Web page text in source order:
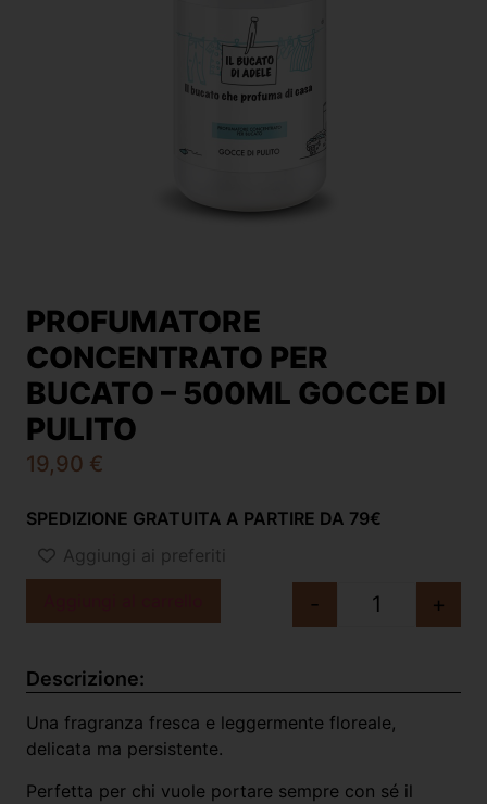
PROFUMATORE
CONCENTRATO PER
BUCATO – 500ML GOCCE DI
PULITO
19,90 €
SPEDIZIONE GRATUITA A PARTIRE DA 79€
Aggiungi ai preferiti
- +
Descrizione:
Una fragranza fresca e leggermente floreale,
delicata ma persistente.
Perfetta per chi vuole portare sempre con sé il